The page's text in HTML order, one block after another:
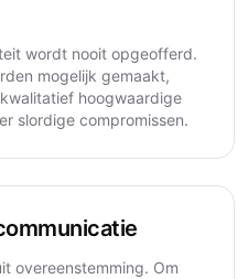
wordt nooit opgeofferd.
mogelijk gemaakt,
hoogwaardige
slordige compromissen.
overeenstemming. Om